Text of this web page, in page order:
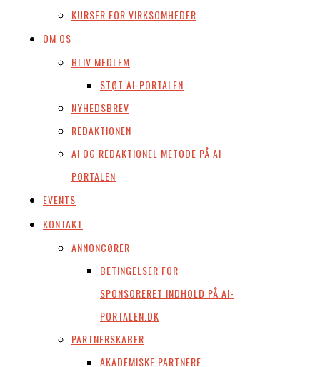
KURSER FOR VIRKSOMHEDER
OM OS
BLIV MEDLEM
STØT AI-PORTALEN
NYHEDSBREV
REDAKTIONEN
AI OG REDAKTIONEL METODE PÅ AI
PORTALEN
EVENTS
KONTAKT
ANNONCØRER
BETINGELSER FOR
SPONSORERET INDHOLD PÅ AI-
PORTALEN.DK
PARTNERSKABER
AKADEMISKE PARTNERE